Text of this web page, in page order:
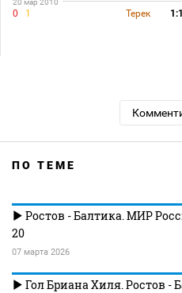
20 мар 2010
0 1 Терек 1:1
ПО ТЕМЕ
Ростов - Балтика. МИР
20
07 марта 2026
Гол Бриана Хиля. Ростов -